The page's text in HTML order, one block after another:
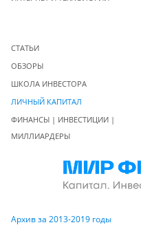
СТАТЬИ
ОБЗОРЫ
ШКОЛА ИНВЕСТОРА
ЛИЧНЫЙ КАПИТАЛ
ФИНАНСЫ | ИНВЕСТИЦИИ |
МИЛЛИАРДЕРЫ
Архив за 2013-2019 годы